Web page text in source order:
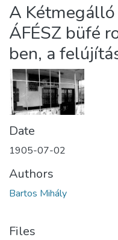
About us
A
ÁFÉSZ büfé
ben, a
Date
1905-07-02
Authors
Bartos Mihály
Files